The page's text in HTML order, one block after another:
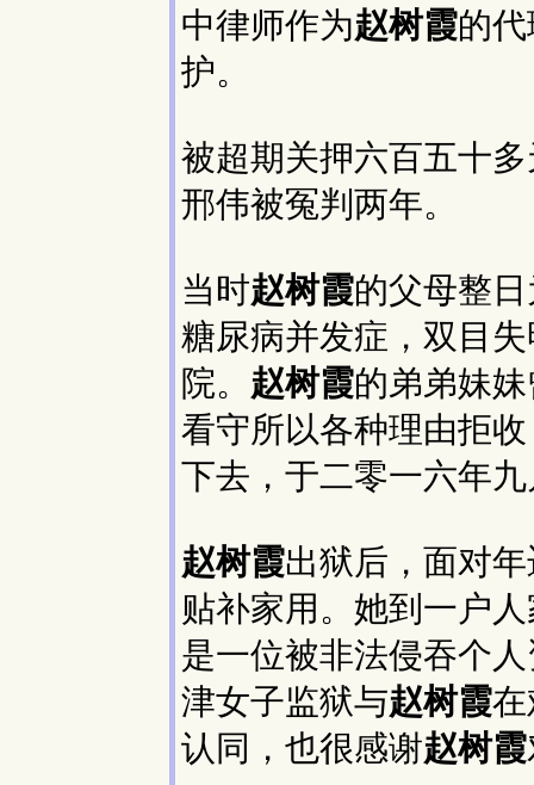
中律师作为赵树霞的
护。
被超期关押六百五十
邢伟被冤判两年。
当时赵树霞的父母整
糖尿病并发症，双目
院。 赵树霞的弟弟妹
看守所以各种理由拒
下去，于二零一六年
赵树霞出狱后，面对
贴补家用。她到一户
是一位被非法侵吞个
津女子监狱与赵树霞
认同，也很感谢赵树霞